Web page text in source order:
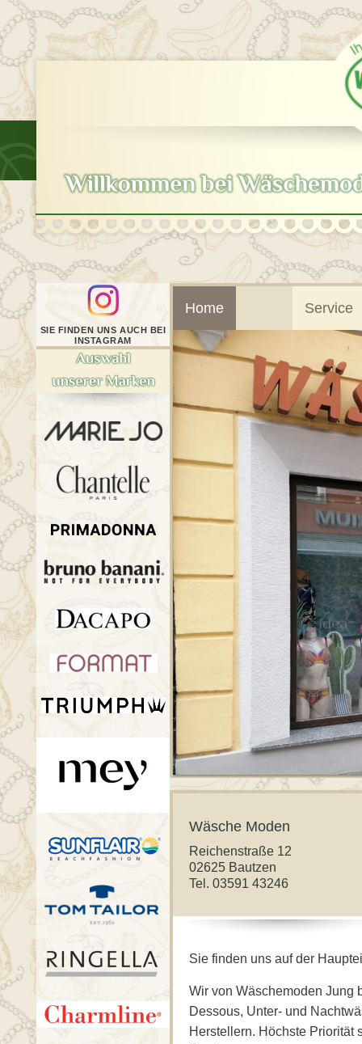
Skip
to
content
Home Service
Wäsche Moden
Reichenstraße 12
02625 Bautzen
Tel. 03591 43246
Sie finden uns auf der
Wir von Wäschemoden Jung
Dessous, Unter- und
Herstellern. Höchste Priorität
SIE FINDEN UNS AUCH BEI
INSTAGRAM